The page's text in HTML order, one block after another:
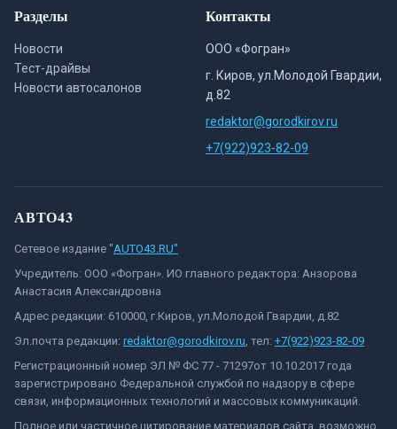
Разделы
Новости
Тест-драйвы
Новости автосалонов
Контакты
ООО «Фогран»
г. Киров, ул.Молодой Гвардии,
д.82
redaktor@gorodkirov.ru
+7(922)923-82-09
АВТО43
Сетевое издание "AUTO43.RU"
Учредитель: ООО «Фогран». ИО главного редактора: Анзорова
Анастасия Александровна
Адрес редакции: 610000, г.Киров, ул.Молодой Гвардии, д.82
Эл.почта редакции: redaktor@gorodkirov.ru, тел: +7(922)923-82-09
Регистрационный номер ЭЛ № ФС 77 - 71297от 10.10.2017 года
зарегистрировано Федеральной службой по надзору в сфере
связи, информационных технологий и массовых коммуникаций.
Полное или частичное цитирование материалов сайта, возможно